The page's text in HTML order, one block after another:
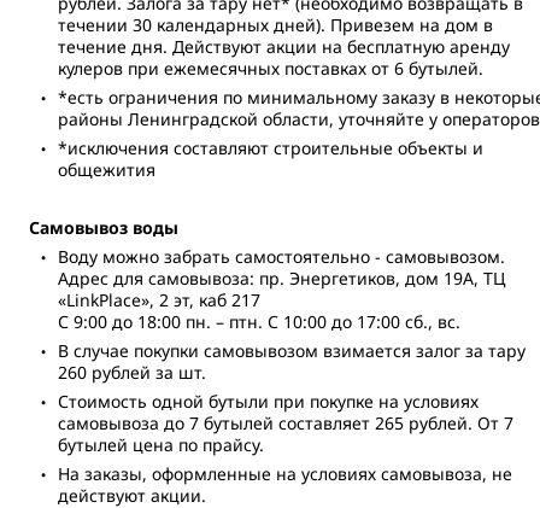
течении 30 календарных дней). Привезем на дом в
течение дня. Действуют акции на бесплатную аренду
кулеров при ежемесячных поставках от 6 бутылей.
*есть ограничения по минимальному заказу в
районы Ленинградской области, уточняйте у операторов
*исключения составляют строительные объекты и
общежития
Самовывоз воды
Воду можно забрать самостоятельно - самовывозом.
Адрес для самовывоза: пр. Энергетиков, дом 19А, ТЦ
«LinkPlace», 2 эт, каб 217
С 9:00 до 18:00 пн. – птн. С 10:00 до 17:00 сб., вс.
В случае покупки самовывозом взимается залог за тару
260 рублей за шт.
Стоимость одной бутыли при покупке на условиях
самовывоза до 7 бутылей составляет 265 рублей. От 7
бутылей цена по прайсу.
На заказы, оформленные на условиях самовывоза, не
действуют акции.